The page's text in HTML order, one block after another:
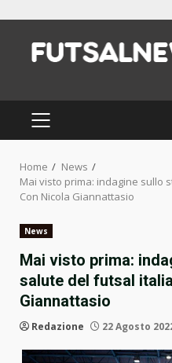
content
PRIMARY
MENU
Home
News
Mai visto prima: indagine sullo
Con Nicola Giannattasio
News
Mai visto prima:
salute del futsal
Giannattasio
Redazione 22 Agosto